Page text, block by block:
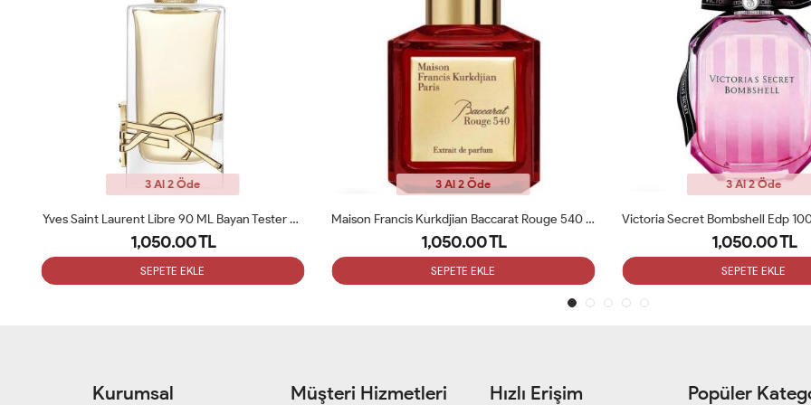
3 Al 2 Öde
Yves Saint Laurent Libre 90 ML Bayan Tester Parfüm
1,050.00 TL
SEPETE EKLE
3 Al 2 Öde
Maison Francis Kurkdjian Baccarat Rouge 540 Etrait De 70ml Bayan Tester Parfüm
1,050.00 TL
SEPETE EKLE
3 Al 2 Öde
1,050.00 TL
SEPETE EKLE
Kurumsal Müşteri Hizmetleri Hızlı Erişim Popüler